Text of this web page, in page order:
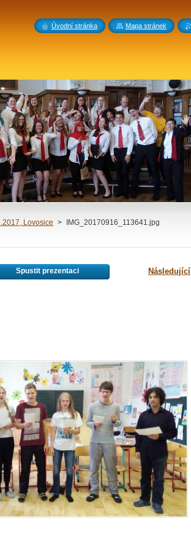
Lovosice > IMG_20170916_113641.jpg
Spustit prezentaci Následující
Úvodní stránka Mapa stránek